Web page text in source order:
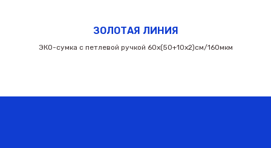
ЗОЛОТАЯ ЛИНИЯ
ЭКО-сумка с петлевой ручкой 60х(50+10х2)см/160мкм